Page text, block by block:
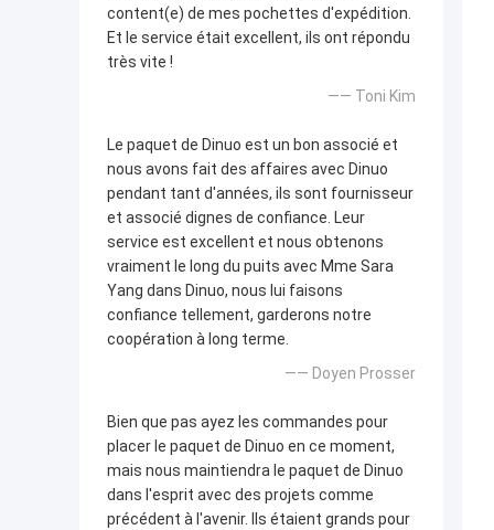
content(e) de mes pochettes d'expédition.
Et le service était excellent, ils ont répondu
très vite !
—— Toni Kim
Le paquet de Dinuo est un bon associé et
nous avons fait des affaires avec Dinuo
pendant tant d'années, ils sont fournisseur
et associé dignes de confiance. Leur
service est excellent et nous obtenons
vraiment le long du puits avec Mme Sara
Yang dans Dinuo, nous lui faisons
confiance tellement, garderons notre
coopération à long terme.
—— Doyen Prosser
Bien que pas ayez les commandes pour
placer le paquet de Dinuo en ce moment,
mais nous maintiendra le paquet de Dinuo
dans l'esprit avec des projets comme
précédent à l'avenir. Ils étaient grands pour